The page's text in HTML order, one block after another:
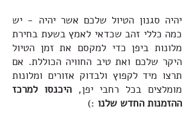
יהיה סגנון הטיול שלכם אשר יהיה - יש
כמה כללי זהב שכדאי לאמץ בשעת בחירת
מלונות ביפן כדי למקסם את זמן הטיול
היקר שלכם ואת טיב החוויה הכוללת. אם
תרצו מיד לקפוץ ולבדוק אזורים ומלונות
מומלצים בכל רחבי יפן,היכנסו למרכז
ההזמנות החדש שלנו :)